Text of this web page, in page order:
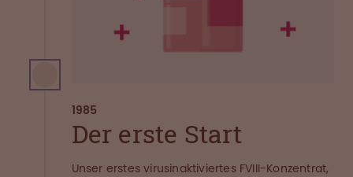
1985
Der erste Start
Unser erstes virusinaktiviertes FVIII-Konzentrat,